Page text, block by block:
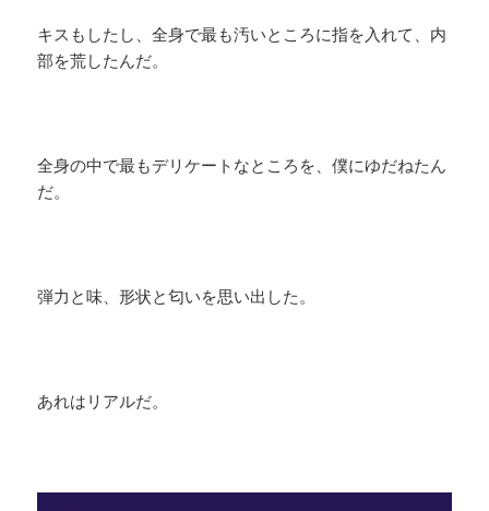
キスもしたし、全身で最も汚いところに指を入れて、内
部を荒したんだ。
全身の中で最もデリケートなところを、僕にゆだねたん
だ。
弾力と味、形状と匂いを思い出した。
あれはリアルだ。